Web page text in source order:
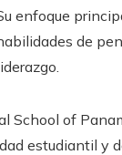
enfoque
de
School of
estudiantil y